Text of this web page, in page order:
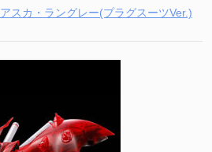
スカ・ラングレー(プラグスーツVer.)